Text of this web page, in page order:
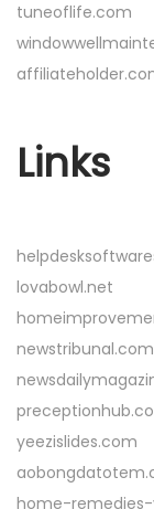
tuneoflife.com
Links
lovabowl.net
newstribunal.com
yeezislides.com
home-